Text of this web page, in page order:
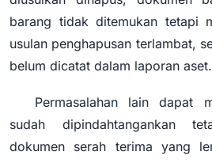
barang tidak ditemukan tetapi
usulan penghapusan terlambat,
belum dicatat dalam laporan aset.
Permasalahan lain dapat
sudah dipindahtangankan
dokumen serah terima yang